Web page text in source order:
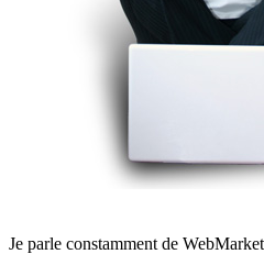
Je parle constamment de